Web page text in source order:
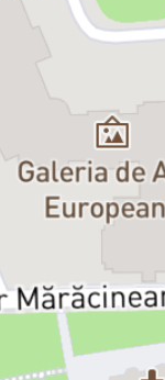
în special din
inspirație pentru
timpul lucrului. Am
repetițiilor, astfel
articole, interviuri,
profesorilor din mai-
Recomandare de
Durată: 2h